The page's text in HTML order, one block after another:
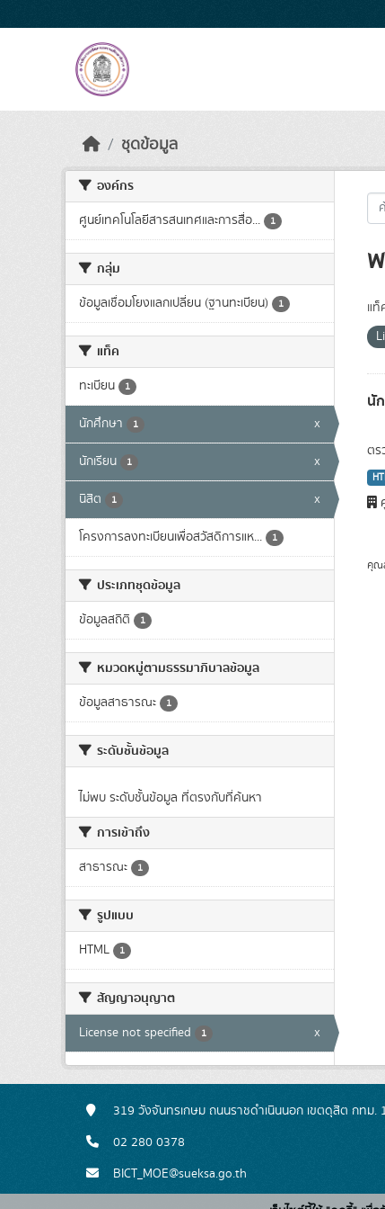
ชุดข้อมูล
องค์กร
ศูนย์เทคโนโลยีสารสนเทศและการสื่อ... 1
กลุ่ม
ข้อมูลเชื่อมโยงแลกเปลี่ยน (ฐานทะเบียน) 1
แท็ค
ทะเบียน 1
นักศึกษา 1 x
นักเรียน 1 x
นิสิต 1 x
โครงการลงทะเบียนเพื่อสวัสดิการแห... 1
ประเภทชุดข้อมูล
ข้อมูลสถิติ 1
หมวดหมู่ตามธรรมาภิบาลข้อมูล
ข้อมูลสาธารณะ 1
ระดับชั้นข้อมูล
ไม่พบ ระดับชั้นข้อมูล ที่ตรงกับที่ค้นหา
การเข้าถึง
สาธารณะ 1
รูปแบบ
HTML 1
สัญญาอนุญาต
License not specified 1 x
แท็
นั
ตร
คุณ
319 วังจันทรเกษม ถนนราชดำเนินนอก เขตดุสิต กทม.
02 280 0378
BICT_MOE@sueksa.go.th